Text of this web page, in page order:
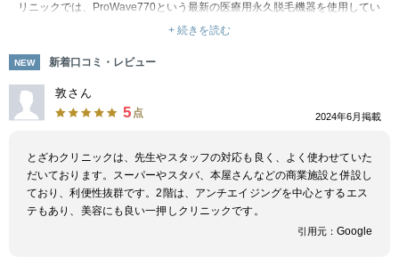
リニックでは、ProWave770という最新の医療用永久脱毛機器を使用してい
この機器は、臨床的に脱毛効果が認められているアレッスク/ダイオ
患者さまのSkin Type＆Hair別に使い分けるこ
とができる安全で効果的な脱毛専用機です。
施術回数で脱毛が難しいとされる男性ヒゲから産毛までを処理します。
照射面積が広くこれまでの脱毛機より施術時間が短くなり、スピーディーに
施術が完了します。ヒゲ脱毛やパーツ別脱毛など、お客様の要望に合わせた
プランの施術が可能です。施術しながら美肌効果も期待できるので、清潔感
+ 続きを読む
NEW 新着口コミ・レビュー
敦さん
5 点 2024年6月掲載
とざわクリニックは、先生やスタッフの対応も良く、よく使わせていた
だいております。スーパーやスタバ、本屋さんなどの商業施設と併設し
ており、利便性抜群です。2階は、アンチエイジングを中心とするエス
テもあり、美容にも良い一押しクリニックです。
引用元： Google